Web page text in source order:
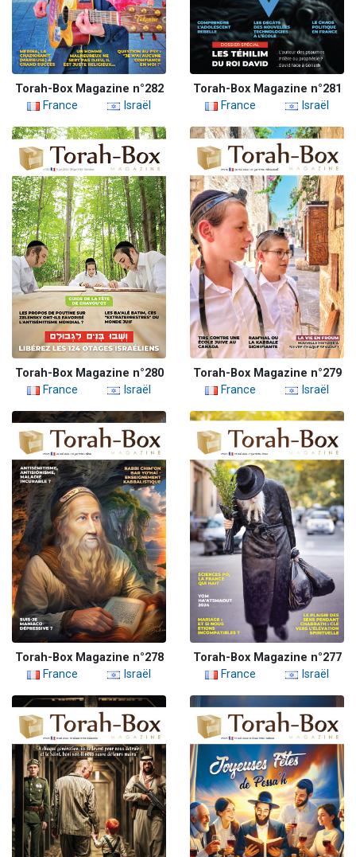
Torah-Box Magazine n°282
France
Israël
Torah-Box Magazine n°281
France
Israël
Torah-Box Magazine n°280
France
Israël
Torah-Box Magazine n°279
France
Israël
Torah-Box Magazine n°278
France
Israël
Torah-Box Magazine n°277
France
Israël